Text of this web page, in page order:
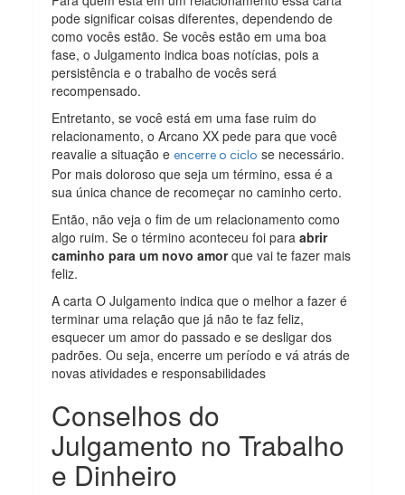
pode significar coisas diferentes, dependendo de
como vocês estão. Se vocês estão em uma boa
fase, o Julgamento indica boas notícias, pois a
persistência e o trabalho de vocês será
recompensado.
Entretanto, se você está em uma fase ruim do
relacionamento, o Arcano XX pede para que você
reavalie a situação eencerre o ciclo se necessário.
Por mais doloroso que seja um término, essa é a
sua única chance de recomeçar no caminho certo.
Então, não veja o fim de um relacionamento como
algo ruim. Se o término aconteceu foi paraabrir
caminho para um novo amorque vai te fazer mais
feliz.
A carta O Julgamento indica que o melhor a fazer é
terminar uma relação que já não te faz feliz,
esquecer um amor do passado e se desligar dos
padrões. Ou seja, encerre um período e vá atrás de
novas atividades e responsabilidades
Conselhos do
Julgamento no Trabalho
e Dinheiro